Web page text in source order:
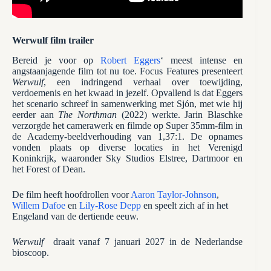
Werwulf film trailer
Bereid je voor opRobert Eggers‘ meest intense en
angstaanjagende film tot nu toe. Focus Features presenteert
Werwulf, een indringend verhaal over toewijding,
verdoemenis en het kwaad in jezelf. Opvallend is dat Eggers
het scenario schreef in samenwerking met Sjón, met wie hij
eerder aan The Northman (2022) werkte. Jarin Blaschke
verzorgde het camerawerk en filmde op Super 35mm-film in
de Academy-beeldverhouding van 1,37:1. De opnames
vonden plaats op diverse locaties in het Verenigd
Koninkrijk, waaronder Sky Studios Elstree, Dartmoor en
het Forest of Dean.
De film heeft hoofdrollen voorAaron Taylor-Johnson,
Willem Dafoe en Lily-Rose Depp en speelt zich af in het
Engeland van de dertiende eeuw.
Werwulfdraait vanaf 7 januari 2027 in de Nederlandse
bioscoop.